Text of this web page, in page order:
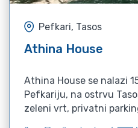
Pefkari, Tasos
Athina House
Athina House se nalazi
Pefkariju, na ostrvu
zeleni vrt, privatni